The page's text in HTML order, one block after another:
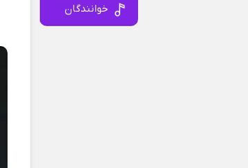
خوانندگان